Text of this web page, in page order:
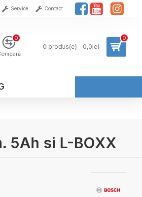
Service Contact
0
0 produs(e) - 0,0lei
0
5Ah si L-BOXX